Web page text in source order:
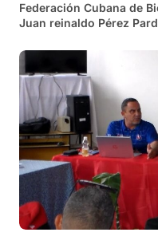
Federación Cubana de
Juan reinaldo Pérez